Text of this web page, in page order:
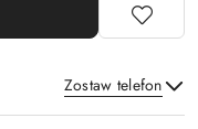
Zostaw telefon